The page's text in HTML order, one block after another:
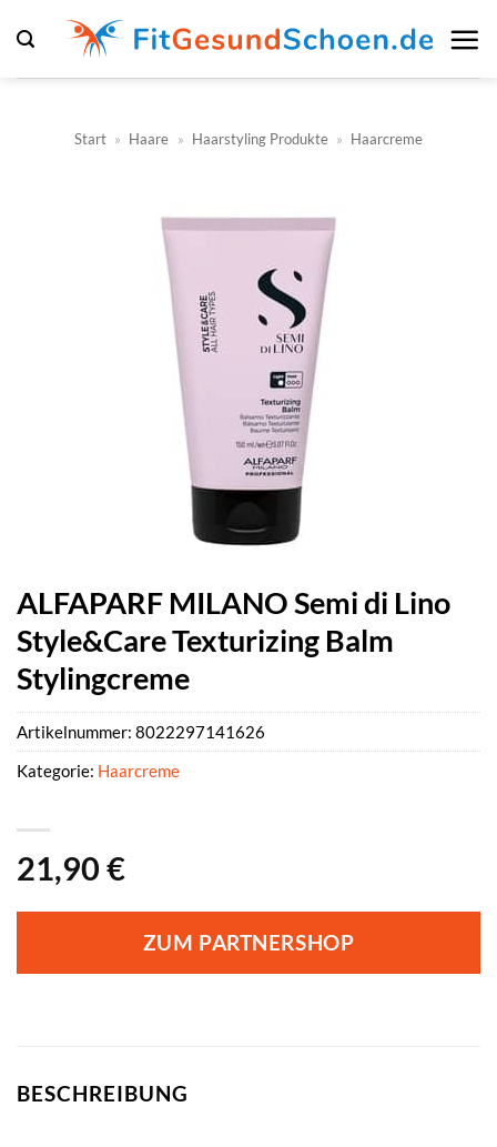
Inhalt
springen
Start » Haare » Haarstyling Produkte » Haarcreme
ALFAPARF MILANO Semi di Lino
Style&Care Texturizing Balm
Stylingcreme
21,90 €
ZUM PARTNERSHOP
Artikelnummer: 8022297141626
Kategorie: Haarcreme
BESCHREIBUNG